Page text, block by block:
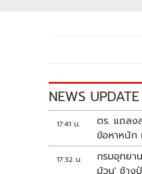
NEWS UPDATE
17:41 น.
ตร. แถลง
ข้อหาหนัก
17:32 น.
กรมอุทยา
ม้วน' ช้าง